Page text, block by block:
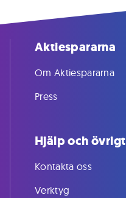
Aktiespararna
Om Aktiespararna
Press
Hjälp och övrigt
Kontakta oss
Verktyg